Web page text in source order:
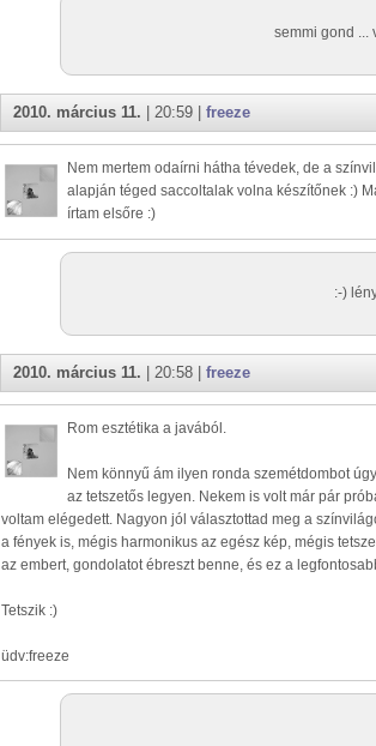
semmi gond ...
2010. március 11. | 20:59 | freeze
Nem mertem odaírni hátha tévedek, de a
alapján téged saccoltalak volna készítőnek :)
írtam elsőre :)
:-)
2010. március 11. | 20:58 | freeze
Rom esztétika a javából.
Nem könnyű ám ilyen ronda szemétdombot
az tetszetős legyen. Nekem is volt már pár
voltam elégedett. Nagyon jól választottad meg a
a fények is, mégis harmonikus az egész kép, mégis
az embert, gondolatot ébreszt benne, és ez a
Tetszik :)
üdv:freeze